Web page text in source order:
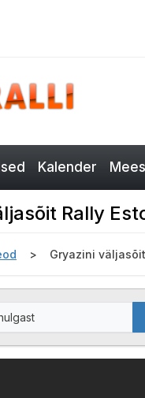
Kalender
Rally
Gryazini